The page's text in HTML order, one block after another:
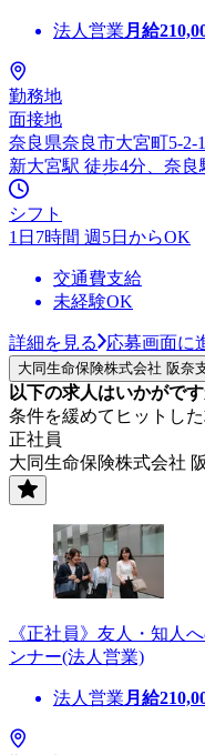
法人営業 月給
勤務地
面接地
奈良県奈良市大宮町5-2-
新大宮駅 徒歩4分、奈良
シフト
1日7時間 週5日からOK
交通費支給
未経験OK
詳細を見る 応募画面に
大同生命保険株式会社 阪奈
以下の求人はいかがで
条件を緩めてヒットし
正社員
大同生命保険株式会社
《正社員》友人・知人
ンナー(法人営業)
法人営業 月給